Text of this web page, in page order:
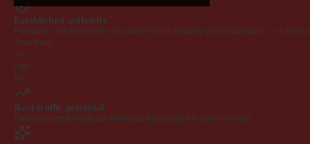
Established authority
Premium .com extension on a name that's instantly understandable — a
Trust Flow
23
Age
6y
Real traffic potential
Demand signals indicate strong ranking potential out of the box.